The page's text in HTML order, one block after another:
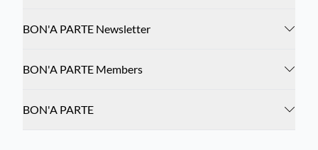
BON'A PARTE Newsletter
BON'A PARTE Members
BON'A PARTE